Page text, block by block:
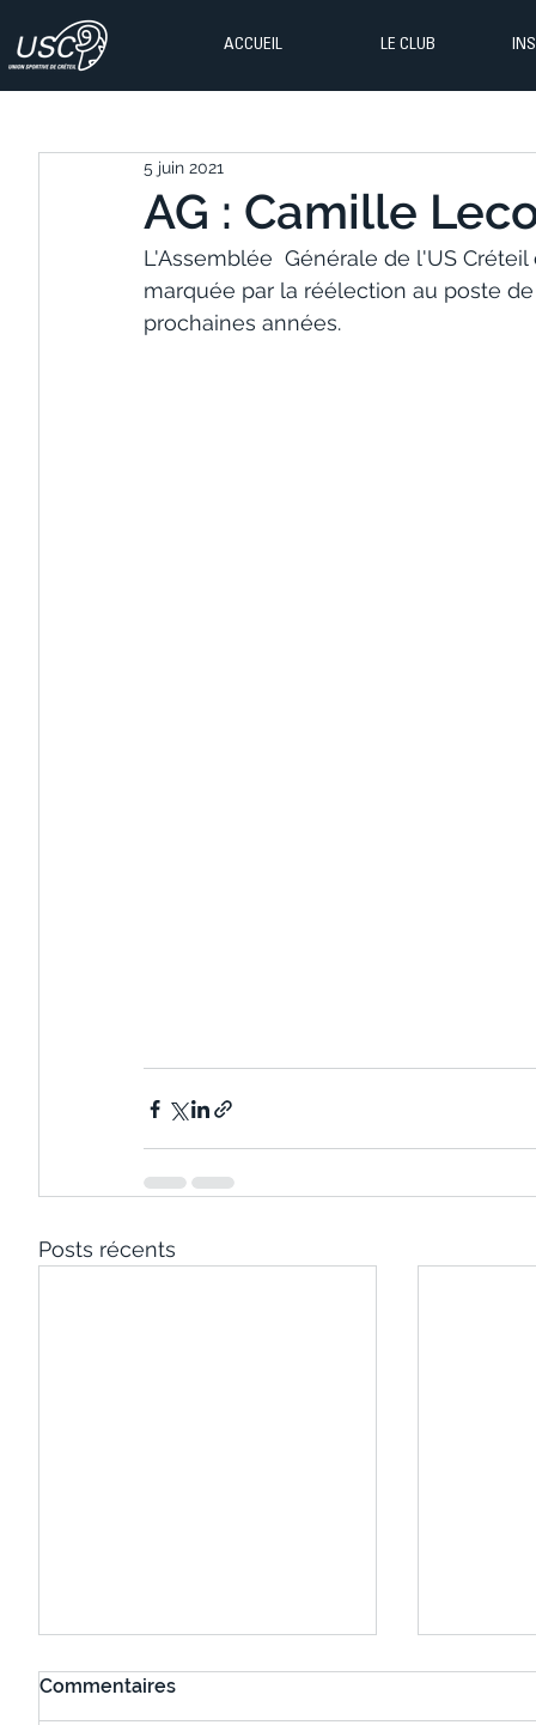
ACCUEIL LE CLUB
AG : Camille
5 juin 2021
L'Assemblée  Générale de l'US
marquée par la réélection au poste
prochaines années.
Posts récents
Commentaires